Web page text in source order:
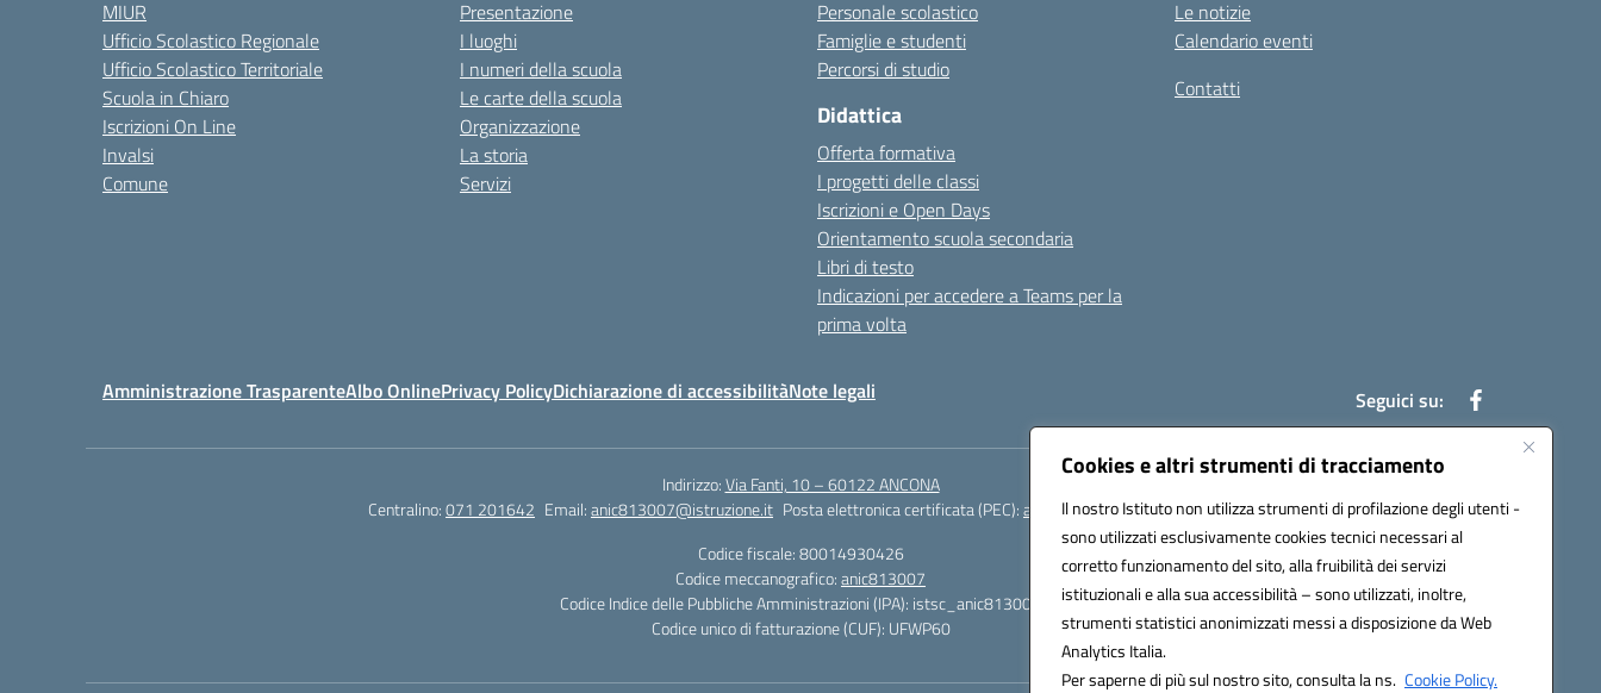
Cookies e altri strumenti di tracciamento
Il nostro Istituto non utilizza strumenti di profilazione degli utenti -
sono utilizzati esclusivamente cookies tecnici necessari al
corretto funzionamento del sito, alla fruibilità dei servizi
istituzionali e alla sua accessibilità – sono utilizzati, inoltre,
strumenti statistici anonimizzati messi a disposizione da Web
Analytics Italia.
Per saperne di più sul nostro sito, consulta la ns. Cookie Policy.
MIUR
Ufficio Scolastico Regionale
Ufficio Scolastico Territoriale
Scuola in Chiaro
Iscrizioni On Line
Invalsi
Comune
Presentazione
I luoghi
I numeri della scuola
Le carte della scuola
Organizzazione
La storia
Servizi
Personale scolastico
Famiglie e studenti
Percorsi di studio
Didattica
Offerta formativa
I progetti delle classi
Iscrizioni e Open Days
Orientamento scuola secondaria
Libri di testo
Indicazioni per accedere a Teams per la
prima volta
Le notizie
Calendario eventi
Contatti
Amministrazione TrasparenteAlbo OnlinePrivacy PolicyDichiarazione di accessibilitàNote legali Seguici su:
Indirizzo:Via Fanti, 10 – 60122 ANCONA
Centralino:071 201642 Email:anic813007@istruzione.it Posta elettronica certificata (PEC):anic813007@pec.istruzione.it
Codice fiscale: 80014930426
Codice meccanografico:anic813007
Codice Indice delle Pubbliche Amministrazioni (IPA): istsc_anic813007
Codice unico di fatturazione (CUF): UFWP60